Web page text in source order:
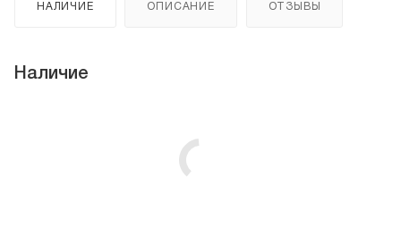
НАЛИЧИЕ ОПИСАНИЕ ОТЗЫВЫ
Наличие